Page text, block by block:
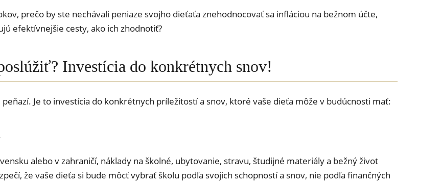
prečo by ste nechávali peniaze svojho dieťaťa znehodnocovať sa infláciou na bežnom účte,
efektívnejšie cesty, ako ich zhodnotiť?
Investícia do konkrétnych snov!
Je to investícia do konkrétnych príležitostí a snov, ktoré vaše dieťa môže v budúcnosti mať:
alebo v zahraničí, náklady na školné, ubytovanie, stravu, študijné materiály a bežný život
že vaše dieťa si bude môcť vybrať školu podľa svojich schopností a snov, nie podľa finančných